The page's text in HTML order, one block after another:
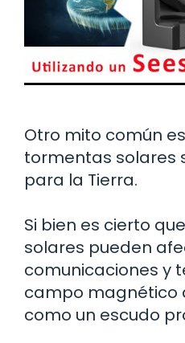
Otro mito común
tormentas solares
para la Tierra.
Si bien es cierto
solares pueden
comunicaciones y
campo magnético
como un escudo